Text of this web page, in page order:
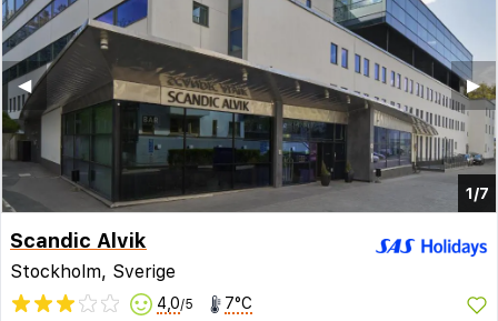
1/7
▶︎
◀︎
Scandic Alvik
Stockholm, Sverige
4,0/5 7°C